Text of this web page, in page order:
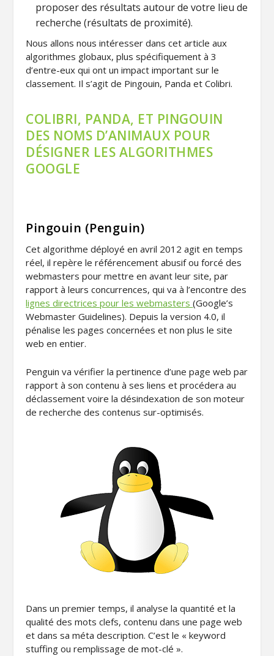
proposer des résultats autour de votre lieu de
recherche (résultats de proximité).
Nous allons nous intéresser dans cet article aux
algorithmes globaux, plus spécifiquement à 3
d’entre-eux qui ont un impact important sur le
classement. Il s’agit de Pingouin, Panda et Colibri.
COLIBRI, PANDA, ET PINGOUIN
DES NOMS D’ANIMAUX POUR
DÉSIGNER LES ALGORITHMES
GOOGLE
Pingouin (Penguin)
Cet algorithme déployé en avril 2012 agit en temps
réel, il repère le référencement abusif ou forcé des
webmasters pour mettre en avant leur site, par
rapport à leurs concurrences, qui va à l’encontre des
lignes directrices pour les webmasters(Google’s
Webmaster Guidelines). Depuis la version 4.0, il
pénalise les pages concernées et non plus le site
web en entier.
Penguin va vérifier la pertinence d’une page web par
rapport à son contenu à ses liens et procédera au
déclassement voire la désindexation de son moteur
de recherche des contenus sur-optimisés.
Dans un premier temps, il analyse la quantité et la
qualité des mots clefs, contenu dans une page web
et dans sa méta description. C’est le « keyword
stuffing ou remplissage de mot-clé ».